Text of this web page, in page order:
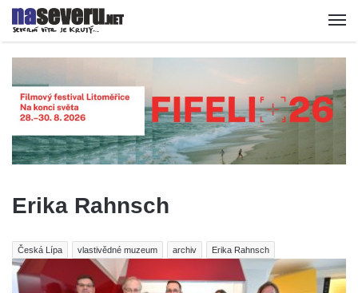
Erika Rahnsch
Česká Lípa vlastivědné muzeum archiv Erika Rahnsch